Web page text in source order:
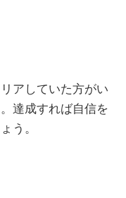
アしていた方がい
達成すれば自信を
う。